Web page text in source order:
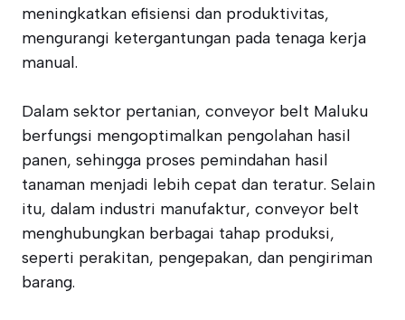
meningkatkan efisiensi dan produktivitas,
mengurangi ketergantungan pada tenaga kerja
manual.
Dalam sektor pertanian, conveyor belt Maluku
berfungsi mengoptimalkan pengolahan hasil
panen, sehingga proses pemindahan hasil
tanaman menjadi lebih cepat dan teratur. Selain
itu, dalam industri manufaktur, conveyor belt
menghubungkan berbagai tahap produksi,
seperti perakitan, pengepakan, dan pengiriman
barang.